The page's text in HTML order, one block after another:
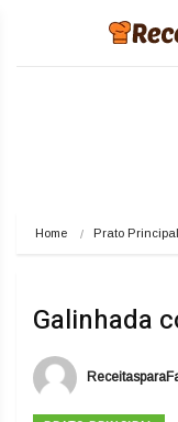
Home Prato Principal
Galinhada